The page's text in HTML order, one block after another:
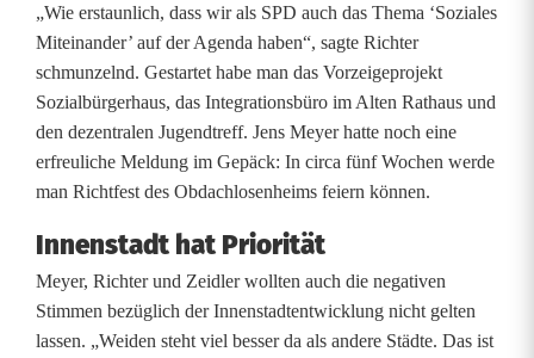
„Wie erstaunlich, dass wir als SPD auch das Thema ‘Soziales
Miteinander’ auf der Agenda haben“, sagte Richter
schmunzelnd. Gestartet habe man das Vorzeigeprojekt
Sozialbürgerhaus, das Integrationsbüro im Alten Rathaus und
den dezentralen Jugendtreff. Jens Meyer hatte noch eine
erfreuliche Meldung im Gepäck: In circa fünf Wochen werde
man Richtfest des Obdachlosenheims feiern können.
Innenstadt hat Priorität
Meyer, Richter und Zeidler wollten auch die negativen
Stimmen bezüglich der Innenstadtentwicklung nicht gelten
lassen. „Weiden steht viel besser da als andere Städte. Das ist